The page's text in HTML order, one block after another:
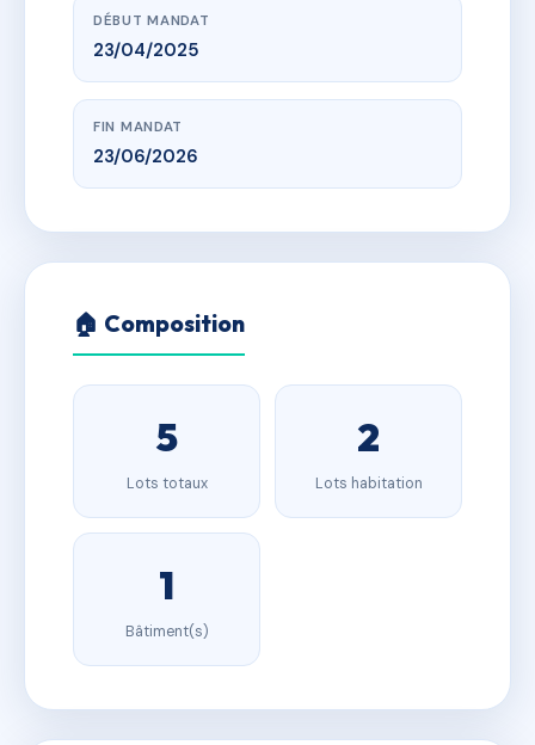
DÉBUT MANDAT
23/04/2025
FIN MANDAT
23/06/2026
🏠 Composition
5
Lots totaux
2
Lots habitation
1
Bâtiment(s)